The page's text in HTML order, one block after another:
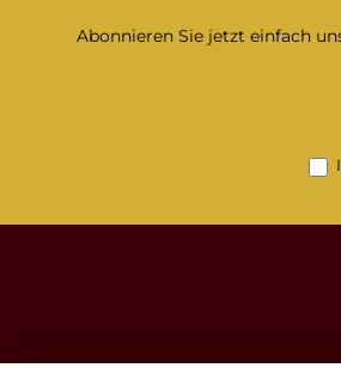
Abonnieren Sie jetzt einfach